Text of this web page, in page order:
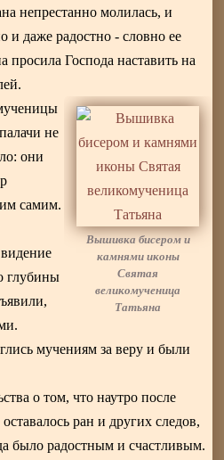
непрестанно молилась, и
и даже радостно - словно ее
просила Господа наставить на
Вышивка бисером и
камнями иконы
Святая
великомученица
Татьяна
не
они
самим.
глубины
мучениям за веру и были
о том, что наутро после
ран и других следов,
было радостным и счастливым.